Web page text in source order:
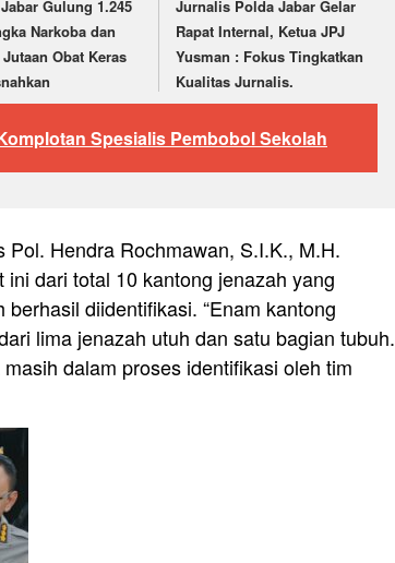
Gulung 1.245
Narkoba dan
Obat Keras
Jurnalis Polda Jabar Gelar
Rapat Internal, Ketua JPJ
Yusman : Fokus Tingkatkan
Kualitas Jurnalis.
Spesialis Pembobol Sekolah
Hendra Rochmawan, S.I.K., M.H.
dari total 10 kantong jenazah yang
diidentifikasi. “Enam kantong
lima jenazah utuh dan satu bagian tubuh.
dalam proses identifikasi oleh tim